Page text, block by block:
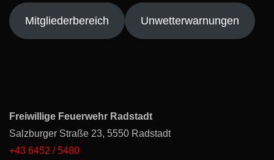
Mitgliederbereich Unwetterwarnungen
Freiwillige Feuerwehr Radstadt
Salzburger Straße 23, 5550 Radstadt
+43 6452 / 5480